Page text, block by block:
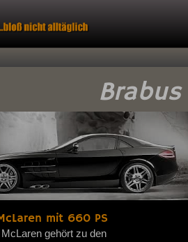
Brabus
mit 660 PS
gehört zu den